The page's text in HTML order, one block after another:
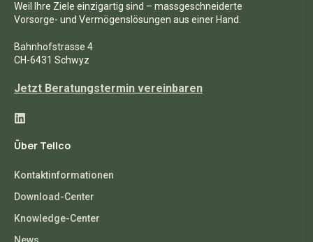
Weil Ihre Ziele einzigartig sind – massgeschneiderte
Vorsorge- und Vermögenslösungen aus einer Hand.
Bahnhofstrasse 4
CH-6431 Schwyz
Jetzt Beratungstermin vereinbaren
Über Tellco
Kontaktinformationen
Download-Center
Knowledge-Center